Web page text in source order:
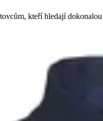
kteří hledají